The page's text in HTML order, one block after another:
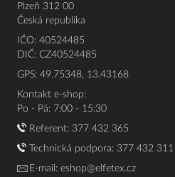
Plzeň 312 00
Česká republika
IČO: 40524485
DIČ: CZ40524485
GPS: 49.75348, 13.43168
Kontakt e-shop:
Po - Pá: 7:00 - 15:30
Referent: 377 432 365
Technická podpora: 377 432 311
E-mail: eshop@elfetex.cz